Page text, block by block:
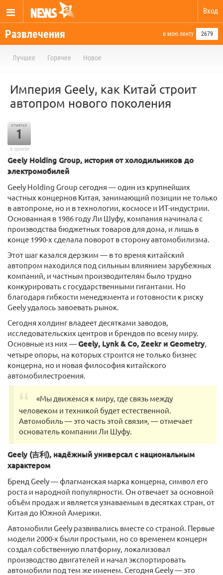
Вход
Развлечения в мою ленту 2679
Лучшее Горячее Новое
Империя Geely, как Китай строит
автопром нового поколения
отметил
1
в архиве
Geely Holding Group, история от холодильников до
электромобилей
Geely Holding Group сегодня — один из крупнейших
частных концернов Китая, занимающий позиции не только
в автопроме, но и в технологии, космосе и ИТ-индустрии.
Основанная в 1986 году Ли Шуфу, компания начинала с
производства бюджетных товаров для дома, и лишь в
конце 1990-х сделала поворот в сторону автомобилизма.
Этот шаг казался дерзким — в то время китайский
автопром находился под сильным влиянием зарубежных
компаний, и частным производителям было трудно
конкурировать с государственными гигантами. Но
благодаря гибкости менеджмента и готовности к риску
Geely удалось завоевать рынок.
Сегодня холдинг владеет десятками заводов,
исследовательских центров и брендов по всему миру.
Основные из них —Geely, Lynk & Co, Zeekr и Geometry,
четыре опоры, на которых строится не только бизнес
концерна, но и новая философия китайского
автомобилестроения.
«Мы движемся к миру, где связь между
человеком и техникой будет естественной.
Автомобиль — это часть этой связи», — отмечает
основатель компании Ли Шуфу.
Geely (吉利), надёжный универсал с национальным
характером
Бренд Geely — флагманская марка концерна, символ его
роста и народной популярности. Он отвечает за основной
объём продаж и является узнаваемым в десятках стран, от
Китая до Южной Америки.
Автомобили Geely развивались вместе со страной. Первые
модели 2000-х были простыми, но со временем концерн
создал собственную платформу, локализовал
производство двигателей и начал экспортировать
автомобили под тем же именем. Сегодня Geely — это